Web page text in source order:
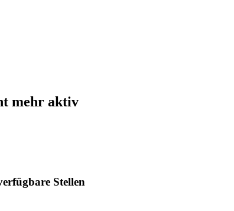
mehr aktiv
Stellen